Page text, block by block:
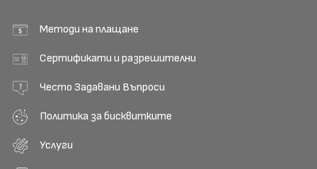
Методи на плащане
Сертификати и разрешителни
Често Задавани Въпроси
Политика за бисквитките
Услуги